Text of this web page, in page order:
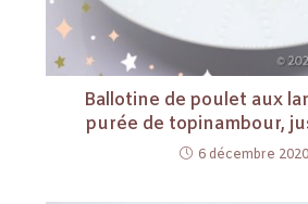
Ballotine de poulet aux
purée de topinambour,
6 décembre 2020